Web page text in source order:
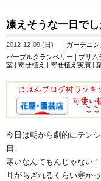
凍えそうな一日で
2012-12-09 (日)
ガーデニン
パープルクランベリー | プリム
室 | 寄せ植え | 寄せ植え実演 |
今日は朝から劇的にテン
日。
寒いなんてもんじゃない！
耳がちぎれるくらい寒か